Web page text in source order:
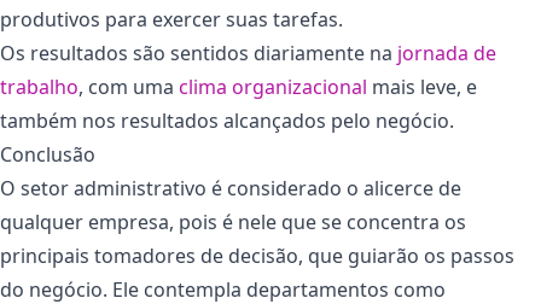
produtivos para exercer suas tarefas.
Os resultados são sentidos diariamente na jornada de
trabalho, com uma clima organizacional mais leve, e
também nos resultados alcançados pelo negócio.
Conclusão
O setor administrativo é considerado o alicerce de
qualquer empresa, pois é nele que se concentra os
principais tomadores de decisão, que guiarão os passos
do negócio. Ele contempla departamentos como